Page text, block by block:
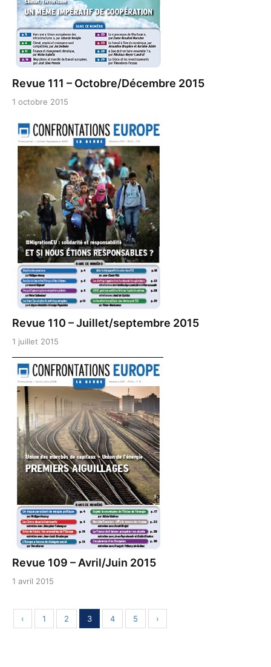
Revue 111 – Octobre/Décembre 2015
1 octobre 2015
Revue 110 – Juillet/septembre 2015
1 juillet 2015
Revue 109 – Avril/Juin 2015
1 avril 2015
‹ 1 2 3 4 5 ›